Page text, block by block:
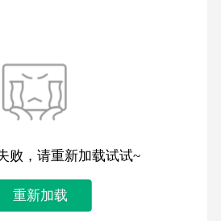
败，请重新加载试试~
重新加载